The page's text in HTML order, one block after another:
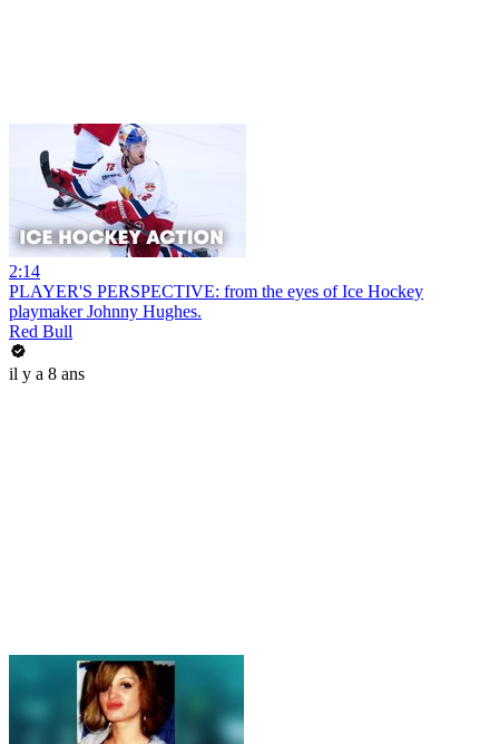
2:14
PLAYER'S PERSPECTIVE: from the eyes of Ice Hockey
playmaker Johnny Hughes.
Red Bull
il y a 8 ans